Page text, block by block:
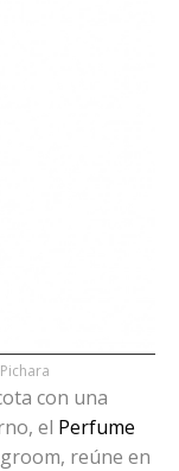
Pichara
con una
el Perfume
reúne en